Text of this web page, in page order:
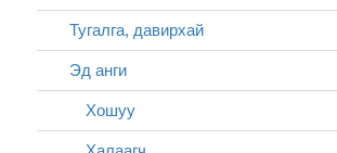
Тугалга, давирхай
Эд анги
Хошуу